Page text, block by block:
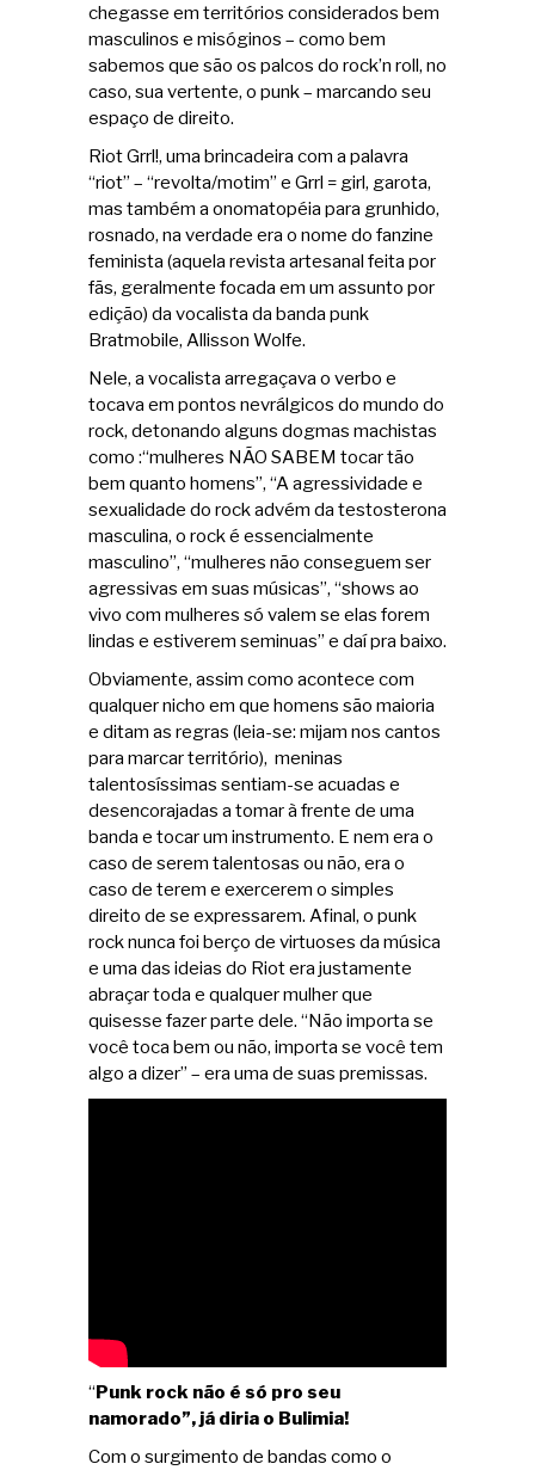
chegasse em territórios considerados bem
masculinos e misóginos – como bem
sabemos que são os palcos do rock’n roll, no
caso, sua vertente, o punk – marcando seu
espaço de direito.
Riot Grrl!, uma brincadeira com a palavra
“riot” – “revolta/motim” e Grrl = girl, garota,
mas também a onomatopéia para grunhido,
rosnado, na verdade era o nome do fanzine
feminista (aquela revista artesanal feita por
fãs, geralmente focada em um assunto por
edição) da vocalista da banda punk
Bratmobile, Allisson Wolfe.
Nele, a vocalista arregaçava o verbo e
tocava em pontos nevrálgicos do mundo do
rock, detonando alguns dogmas machistas
como :“mulheres NÃO SABEM tocar tão
bem quanto homens”, “A agressividade e
sexualidade do rock advém da testosterona
masculina, o rock é essencialmente
masculino”, “mulheres não conseguem ser
agressivas em suas músicas”, “shows ao
vivo com mulheres só valem se elas forem
lindas e estiverem seminuas” e daí pra baixo.
Obviamente, assim como acontece com
qualquer nicho em que homens são maioria
e ditam as regras (leia-se: mijam nos cantos
para marcar território), meninas
talentosíssimas sentiam-se acuadas e
desencorajadas a tomar à frente de uma
banda e tocar um instrumento. E nem era o
caso de serem talentosas ou não, era o
caso de terem e exercerem o simples
direito de se expressarem. Afinal, o punk
rock nunca foi berço de virtuoses da música
e uma das ideias do Riot era justamente
abraçar toda e qualquer mulher que
quisesse fazer parte dele. “Não importa se
você toca bem ou não, importa se você tem
algo a dizer” – era uma de suas premissas.
“Punk rock não é só pro seu
namorado”, já diria o Bulimia!
Com o surgimento de bandas como o